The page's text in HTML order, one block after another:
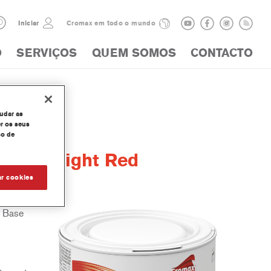
Iniciar Cromax em todo o mundo
SERVIÇOS QUEM SOMOS CONTACTO
Bright Red
Base
as
os seus
de
cookies